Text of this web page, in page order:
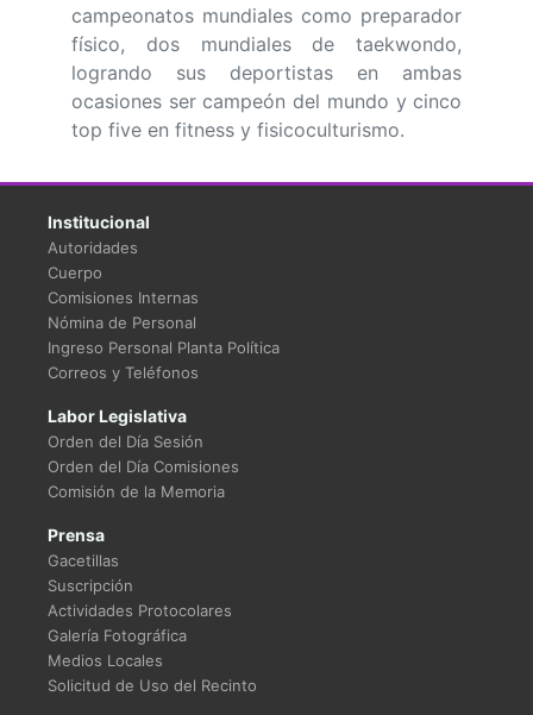
campeonatos mundiales como preparador
físico, dos mundiales de taekwondo,
logrando sus deportistas en ambas
ocasiones ser campeón del mundo y cinco
top five en fitness y fisicoculturismo.
Institucional
Autoridades
Cuerpo
Comisiones Internas
Nómina de Personal
Ingreso Personal Planta Política
Correos y Teléfonos
Labor Legislativa
Orden del Día Sesión
Orden del Día Comisiones
Comisión de la Memoria
Prensa
Gacetillas
Suscripción
Actividades Protocolares
Galería Fotográfica
Medios Locales
Solicitud de Uso del Recinto